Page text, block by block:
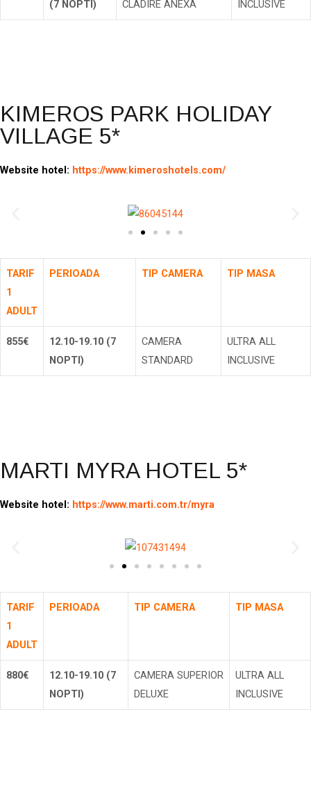
(7 NOPTI) CLADIRE ANEXA INCLUSIVE
KIMEROS PARK HOLIDAY
VILLAGE 5*
Website hotel: https://www.kimeroshotels.com/
TARIF
1
ADULT
PERIOADA TIP CAMERA TIP MASA
855€
12.10-19.10 (7
NOPTI)
CAMERA
STANDARD
ULTRA ALL
INCLUSIVE
MARTI MYRA HOTEL 5*
Website hotel: https://www.marti.com.tr/myra
TARIF
1
ADULT
PERIOADA TIP CAMERA TIP MASA
880€
12.10-19.10 (7
NOPTI)
CAMERA SUPERIOR
DELUXE
ULTRA ALL
INCLUSIVE